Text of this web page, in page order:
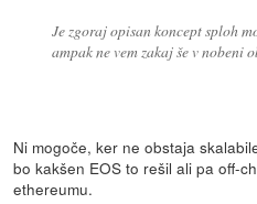
Je zgoraj opisan koncept sploh
ampak ne vem zakaj še v nobeni
Ni mogoče, ker ne obstaja
bo kakšen EOS to rešil ali pa off-
ethereumu.